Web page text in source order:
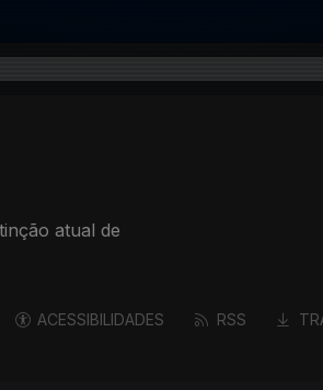
atual de
ACESSIBILIDADES RSS